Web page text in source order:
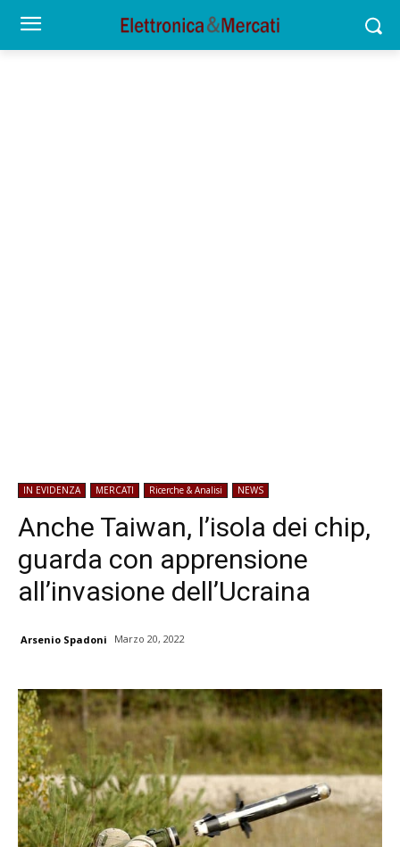
IN EVIDENZA MERCATI Ricerche & Analisi NEWS
Anche Taiwan, l’isola dei chip,
guarda con apprensione
all’invasione dell’Ucraina
Arsenio Spadoni Marzo 20, 2022